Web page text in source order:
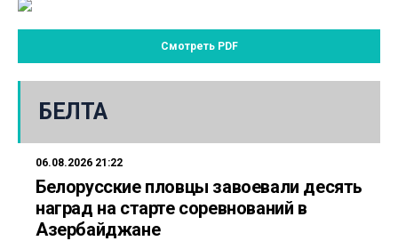
Смотреть PDF
БЕЛТА
06.08.2026 21:22
Белорусские пловцы завоевали десять
наград на старте соревнований в
Азербайджане